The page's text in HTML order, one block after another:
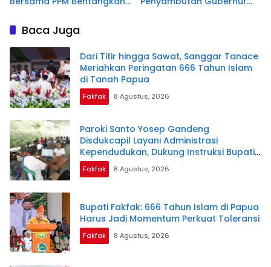
MeterBaca Juga
Dari Titir hingga Sawat, Sanggar Tanace
Meriahkan Peringatan 666 Tahun Islam
di Tanah Papua
Fakfak 8 Agustus, 2026
Paroki Santo Yosep Gandeng
Disdukcapil Layani Administrasi
Kependudukan, Dukung Instruksi Bupati
Samaun Dahlan
Fakfak 8 Agustus, 2026
Bupati Fakfak: 666 Tahun Islam di Papua
Harus Jadi Momentum Perkuat Toleransi
Fakfak 8 Agustus, 2026